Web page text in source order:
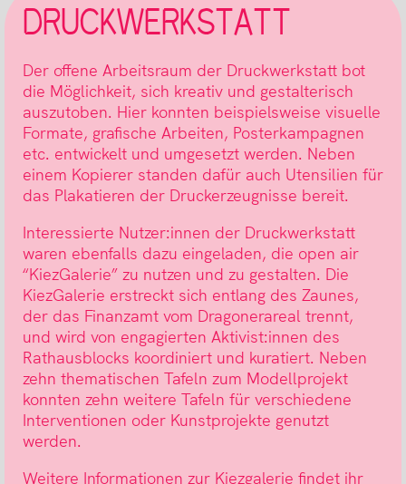
DRUCKWERKSTATT
Der offene Arbeitsraum der Druckwerkstatt bot
die Möglichkeit, sich kreativ und gestalterisch
auszutoben. Hier konnten beispielsweise visuelle
Formate, grafische Arbeiten, Posterkampagnen
etc. entwickelt und umgesetzt werden. Neben
einem Kopierer standen dafür auch Utensilien für
das Plakatieren der Druckerzeugnisse bereit.
Interessierte Nutzer:innen der Druckwerkstatt
waren ebenfalls dazu eingeladen, die open air
“KiezGalerie” zu nutzen und zu gestalten. Die
KiezGalerie erstreckt sich entlang des Zaunes,
der das Finanzamt vom Dragonerareal trennt,
und wird von engagierten Aktivist:innen des
Rathausblocks koordiniert und kuratiert. Neben
zehn thematischen Tafeln zum Modellprojekt
konnten zehn weitere Tafeln für verschiedene
Interventionen oder Kunstprojekte genutzt
werden.
Weitere Informationen zur Kiezgalerie findet ihr